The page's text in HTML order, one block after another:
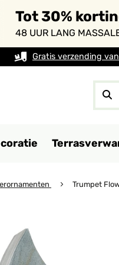
Tot 30%
48 UUR LANG
Gratis verzending
Trumpet